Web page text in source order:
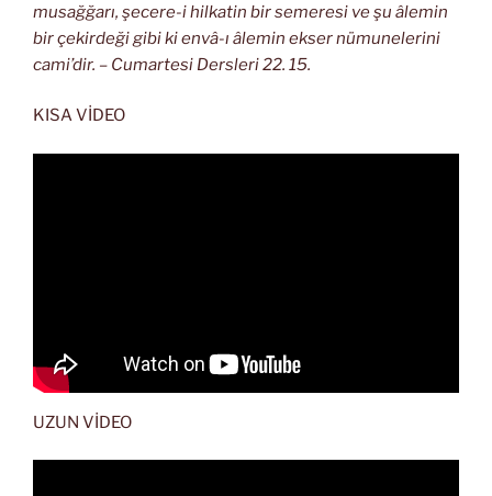
musağğarı, şecere-i hilkatin bir semeresi ve şu âlemin
bir çekirdeği gibi ki envâ-ı âlemin ekser nümunelerini
cami’dir. – Cumartesi Dersleri 22. 15.
KISA VİDEO
UZUN VİDEO